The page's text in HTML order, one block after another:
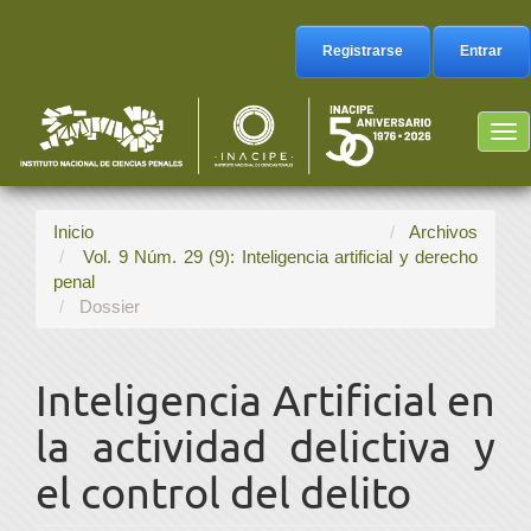
Barra
lateral
Registrarse Entrar
Inicio
Archivos
Vol. 9 Núm. 29 (9): Inteligencia artificial y derecho
penal
Dossier
Inteligencia Artificial en
la actividad delictiva y
el control del delito